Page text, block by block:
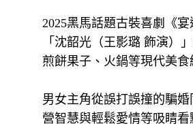
2025黑馬話題古裝喜劇《
「沈韶光（王影璐 飾演）
煎餅果子、火鍋等現代美
男女主角從誤打誤撞的騙
營智慧與輕鬆愛情等吸睛看